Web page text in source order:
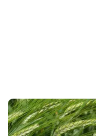
BOURGOGNE-FRANCHE-COMTÉ
Orges de printemps